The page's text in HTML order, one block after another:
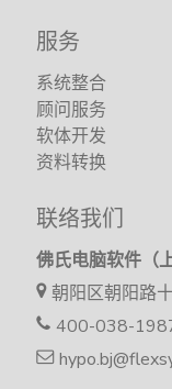
服务
系统整合
顾问服务
软体开发
资料转换
联络我们
佛氏电脑软件（
朝阳区朝阳路
400-038-